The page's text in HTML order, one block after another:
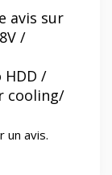
avis sur
/
HDD /
cooling/
un avis.